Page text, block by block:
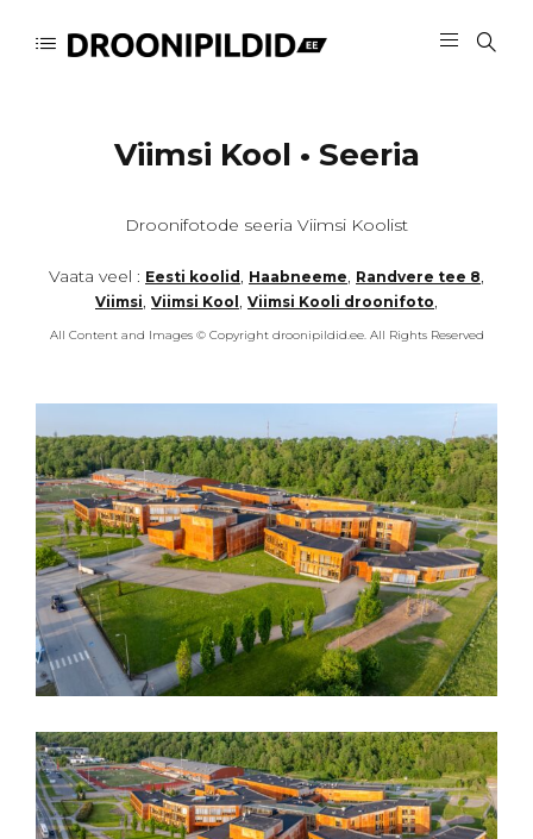
Viimsi Kool • Seeria
Droonifotode seeria Viimsi Koolist
Vaata veel : Eesti koolid , Haabneeme, Randvere tee 8,
Viimsi, Viimsi Kool , Viimsi Kooli droonifoto,
All Content and Images © Copyright droonipildid.ee. All Rights Reserved